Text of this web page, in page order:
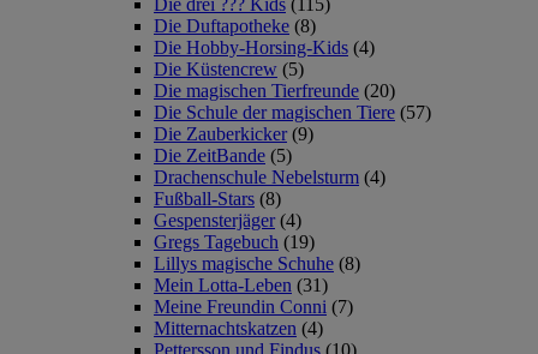
Die drei ??? Kids (115)
Die Duftapotheke (8)
Die Hobby-Horsing-Kids (4)
Die Küstencrew (5)
Die magischen Tierfreunde (20)
Die Schule der magischen Tiere (57)
Die Zauberkicker (9)
Die ZeitBande (5)
Drachenschule Nebelsturm (4)
Fußball-Stars (8)
Gespensterjäger (4)
Gregs Tagebuch (19)
Lillys magische Schuhe (8)
Mein Lotta-Leben (31)
Meine Freundin Conni (7)
Mitternachtskatzen (4)
Pettersson und Findus (10)